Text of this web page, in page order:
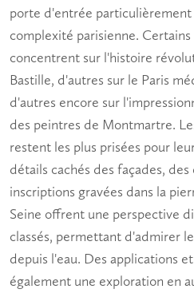
porte d'entrée particulièrement
complexité parisienne.
concentrent sur l'histoire
Bastille, d'autres sur le Paris
d'autres encore sur
des peintres de Montmartre.
restent les plus prisées pour
détails cachés des façades,
inscriptions gravées dans la
Seine offrent une perspective
classés, permettant d'admirer
depuis l'eau. Des applications
également une exploration en